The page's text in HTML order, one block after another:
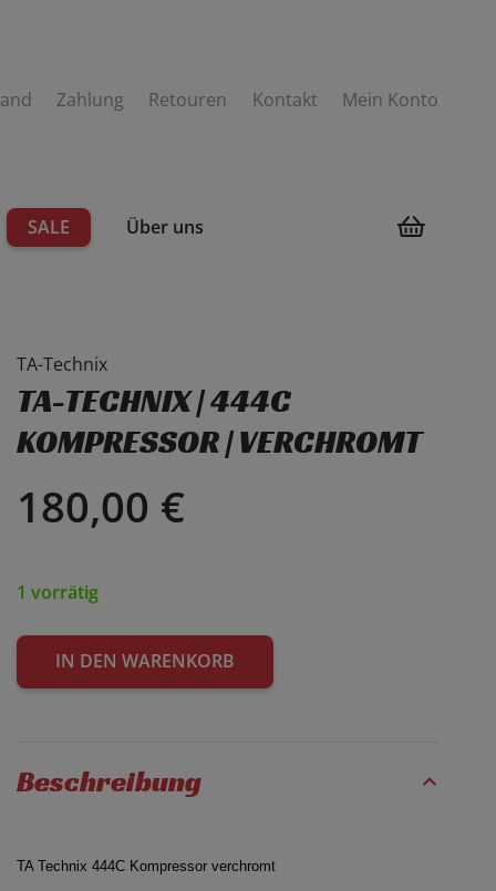
Zahlung Retouren Kontakt Mein Konto
SALE Über uns
TA-Technix
TA-TECHNIX | 444C
KOMPRESSOR | VERCHROMT
180,00 €
1 vorrätig
IN DEN WARENKORB
Beschreibung
TA Technix 444C Kompressor verchromt